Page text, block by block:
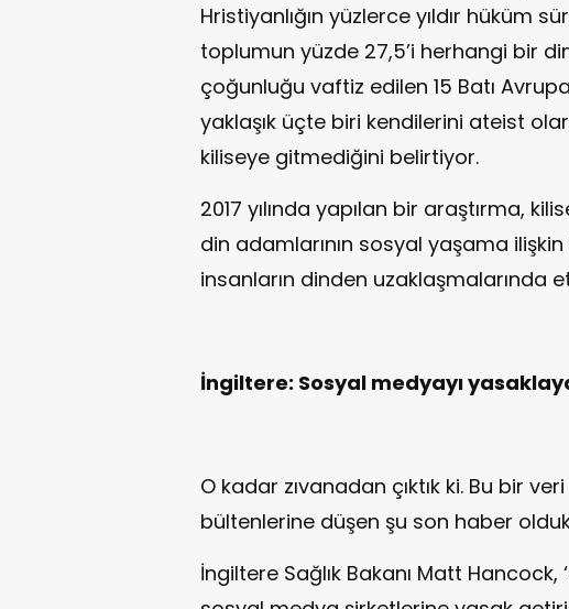
Hristiyanlığın yüzlerce yıldır hüküm
toplumun yüzde 27,5’i herhangi bir
çoğunluğu vaftiz edilen 15 Batı
yaklaşık üçte biri kendilerini ateist
kiliseye gitmediğini belirtiyor.
2017 yılında yapılan bir araştırma,
din adamlarının sosyal yaşama ilişkin
insanların dinden uzaklaşmalarında
İngiltere: Sosyal medyayı
O kadar zıvanadan çıktık ki. Bu bir
bültenlerine düşen şu son haber
İngiltere Sağlık Bakanı Matt Hancock,